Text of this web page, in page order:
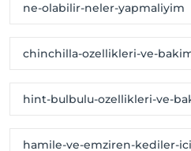
ne-olabilir-neler-yapmaliyim
chinchilla-ozellikleri-ve-
hint-bulbulu-ozellikleri-ve-
hamile-ve-emziren-kediler-